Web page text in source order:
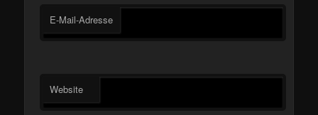
E-Mail-Adresse
Website